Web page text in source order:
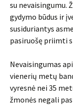
su nevaisingumu.
gydymo būdus ir
susiduriantys
pasiruošę priimti
Nevaisingumas
vienerių metų
vyresnė nei 35
žmonės negali